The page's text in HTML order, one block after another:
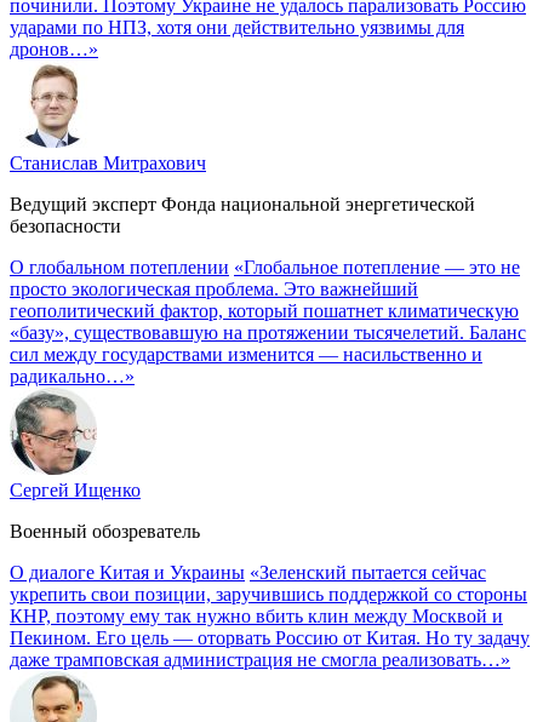
починили. Поэтому Украине не удалось парализовать Россию
ударами по НПЗ, хотя они действительно уязвимы для
дронов…»
Станислав Митрахович
Ведущий эксперт Фонда национальной энергетической
безопасности
О глобальном потеплении «Глобальное потепление — это не
просто экологическая проблема. Это важнейший
геополитический фактор, который пошатнет климатическую
«базу», существовавшую на протяжении тысячелетий. Баланс
сил между государствами изменится — насильственно и
радикально…»
Сергей Ищенко
Военный обозреватель
О диалоге Китая и Украины «Зеленский пытается сейчас
укрепить свои позиции, заручившись поддержкой со стороны
КНР, поэтому ему так нужно вбить клин между Москвой и
Пекином. Его цель — оторвать Россию от Китая. Но ту задачу
даже трамповская администрация не смогла реализовать…»